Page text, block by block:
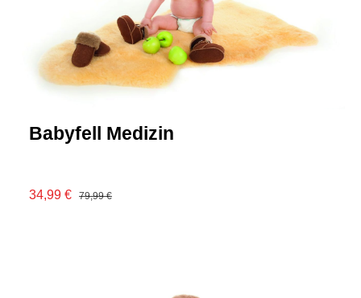
Babyfell Medizin
34,99 € 79,99 €